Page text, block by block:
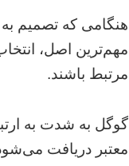
هنگامی که تصمیم
مهم‌ترین اصل،
مرتبط باشند.
گوگل به شدت به
معتبر دریافت